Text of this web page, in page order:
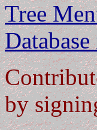
Tree
by